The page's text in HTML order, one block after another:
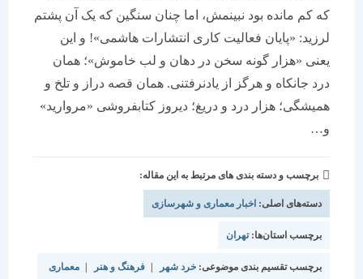
که کم مانده بود نبینمش، اما چنان سنگین که یک آن پشتم
لرزید: «پایان فعالیت کاری انتشارات هاشمی»! و این
یعنی «هزار گونه سخن در دهان و لب خاموش»؛ همان
درد جانکاه و هرگز از یادنرفتنی. همان قصه دراز و تلخ و
همیشگی؛ هزار درد و دریغ؛ دیروز کتابفروشی «مروارید»
برچسب و دسته بندی های مرتبط به این مقاله:
دسته‌های اصلی:اخبار معماری و شهرسازی
برچسب استان‌ها:تهران
برچسب تقسیم بندی موضوعی:خرد شهر | فرهنگ و هنر | معماری